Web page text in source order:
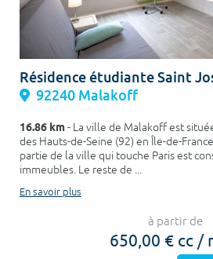
Résidence étudiante Saint
92240 Malakoff
16.86 km- La ville de Malakoff est
des Hauts-de-Seine (92) en Île-de-
partie de la ville qui touche Paris est
immeubles. Le reste de ...
En savoir plus
à partir de
650,00 € cc /